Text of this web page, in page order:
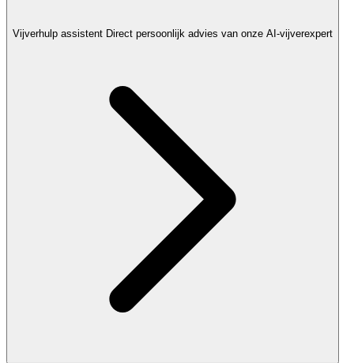
Vijverhulp assistent Direct persoonlijk advies van onze AI-vijverexpert